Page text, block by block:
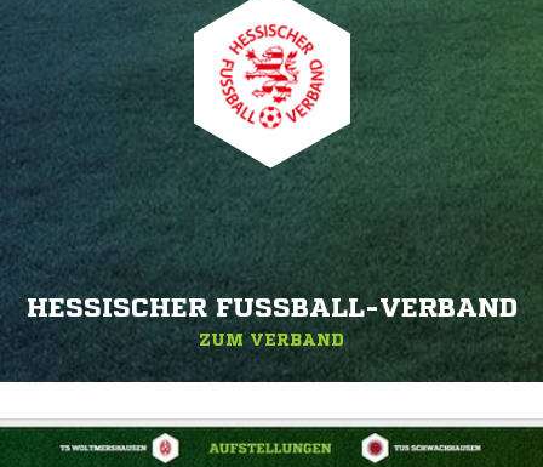
HESSISCHER FUSSBALL-VERBAND
ZUM VERBAND